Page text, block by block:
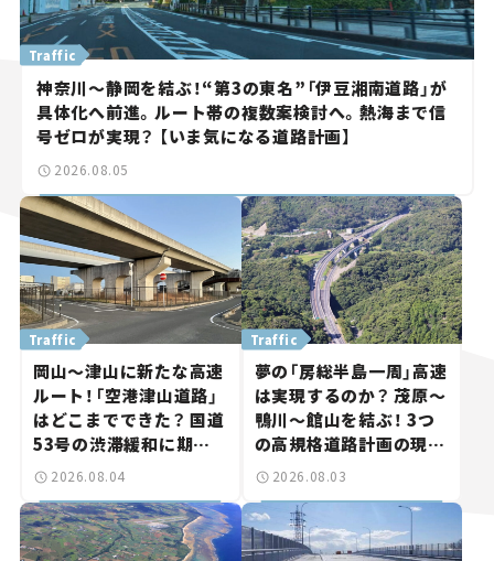
Traffic
神奈川～静岡を結ぶ！“第3の東名”「伊豆湘南道路」が
具体化へ前進。ルート帯の複数案検討へ。熱海まで信
号ゼロが実現？ 【いま気になる道路計画】
2026.08.05
Traffic
岡山～津山に新たな高速
ルート！「空港津山道路」
はどこまでできた？ 国道
53号の渋滞緩和に期待。
岡山市側でも動きが【い
2026.08.04
Traffic
夢の「房総半島一周」高速
は実現するのか？ 茂原～
鴨川～館山を結ぶ！ 3つ
の高規格道路計画の現
状。「館山鴨川道路」で検
路計画】
2026.08.03